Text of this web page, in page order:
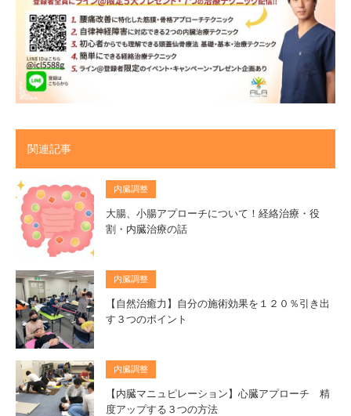
関連記事
内臓調整
大腸、小腸アプローチについて！経絡治療・役
割・内臓治療の話
内臓調整
【自然治癒力】自分の施術効果を１２０％引き出
す３つのポイント
内臓調整
【内臓マニュピレーション】心臓アプローチ 精
度アップする３つの方法